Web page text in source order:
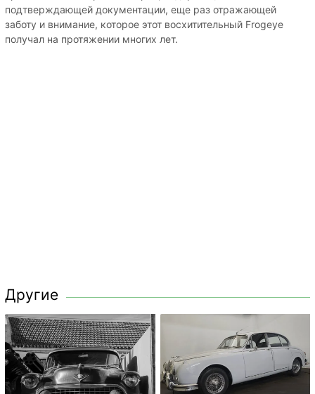
подтверждающей документации, еще раз отражающей
заботу и внимание, которое этот восхитительный Frogeye
получал на протяжении многих лет.
Другие